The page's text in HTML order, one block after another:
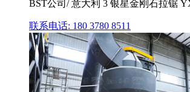
BST公司/ 意大利 3 银星金刚石拉锯
联系电话: 180 3780 8511